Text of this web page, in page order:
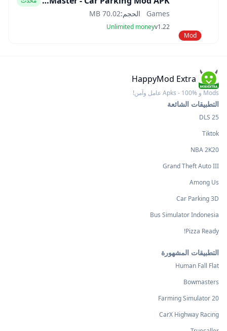
Mod
Games الحجم:70.02 MB
v1.22
Unlimited money
HappyMod Extra
Mods و Apks - 100% عامل وآمن!
التطبيقات الشائعة
DLS 25
Tiktok
NBA 2K20
Grand Theft Auto III
Among Us
Car Parking 3D
Bus Simulator Indonesia
Pizza Ready!
التطبيقات المشهورة
Human Fall Flat
Bowmasters
Farming Simulator 20
CarX Highway Racing